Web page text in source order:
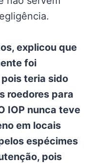
explicou que
foi
teria sido
roedores para
IOP nunca teve
em locais
espécimes
pois